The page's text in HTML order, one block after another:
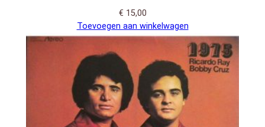
€ 15,00
Toevoegen aan winkelwagen